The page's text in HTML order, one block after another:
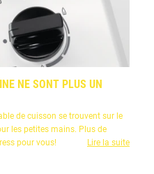
NE SONT PLUS UN
de cuisson se trouvent sur le
les petites mains. Plus de
pour vous!
Lire la suite